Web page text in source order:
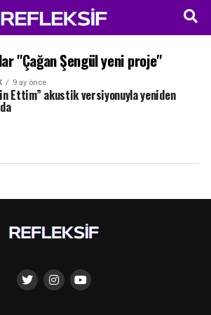
"Çağan Şengül yeni proje"
9 ay önce
Ettim” akustik versiyonuyla yeniden